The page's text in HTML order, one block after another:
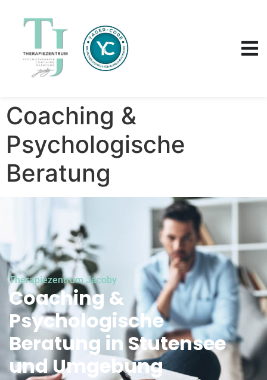
Coaching &
Psychologische
Beratung
Therapiezentrum Jacoby
Coaching &
Psychologische
Beratung in Stutensee
und Umgebung